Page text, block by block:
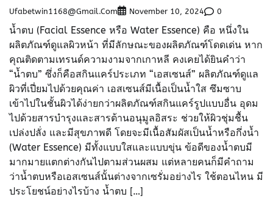
Ufabetwin1168@gmail.com November 10, 2024 0
น้ำตบ (Facial Essence หรือ Water Essence) คือ หนึ่งใน
ผลิตภัณฑ์ดูแลผิวหน้า ที่มีลักษณะของผลิตภัณฑ์โดดเด่น หาก
คุณติดตามเทรนด์ความงามจากเกาหลี คงเคยได้ยินคำว่า
“น้ำตบ” ซึ่งก็คือสกินแคร์ประเภท “เอสเซนส์” ผลิตภัณฑ์ดูแล
ผิวที่เปี่ยมไปด้วยคุณค่า เอสเซนส์มีเนื้อเป็นน้ำใส ซึมซาบ
เข้าไปในชั้นผิวได้ง่ายกว่าผลิตภัณฑ์สกินแคร์รูปแบบอื่น อุดม
ไปด้วยสารบำรุงและสารต้านอนุมูลอิสระ ช่วยให้ผิวชุ่มชื้น
เปล่งปลั่ง และมีสุขภาพดี โดยจะมีเนื้อสัมผัสเป็นน้ำหรือกึ่งน้ำ
(Water Essence) มีทั้งแบบใสและแบบขุ่น ข้อดีของน้ำตบมี
มากมายแตกต่างกันไปตามส่วนผสม แต่หลายคนก็มีคำถาม
ว่าน้ำตบหรือเอสเซนส์นั้นต่างจากเซรั่มอย่างไร ใช้ตอนไหน มี
ประโยชน์อย่างไรบ้าง น้ำตบ […]